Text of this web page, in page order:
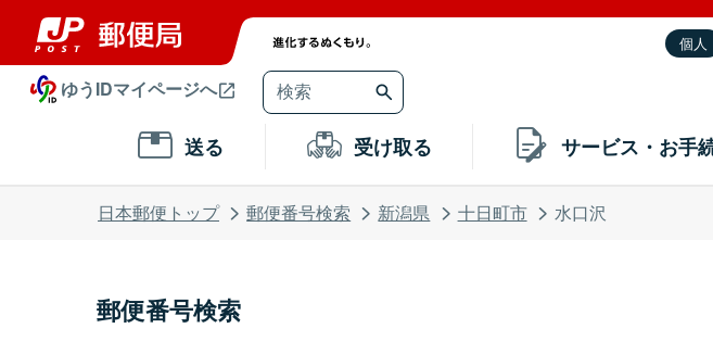
個人
ゆうIDマイページへ
送る 受け取る サービス・お手
日本郵便トップ 郵便番号検索 新潟県 十日町市 水口沢
郵便番号検索